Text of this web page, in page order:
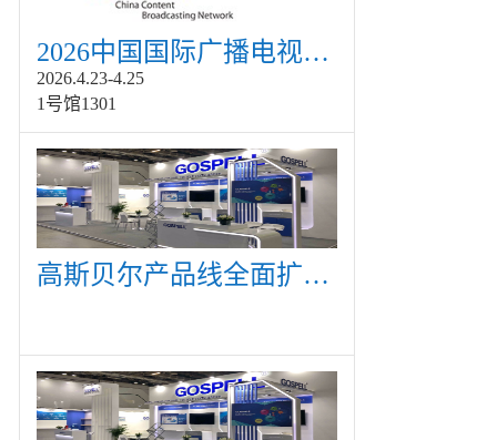
2026中国国际广播电视信息网络展览会展
2026.4.23-4.25
1号馆1301
高斯贝尔产品线全面扩展，众多新产品亮相CommunicAsia 2019